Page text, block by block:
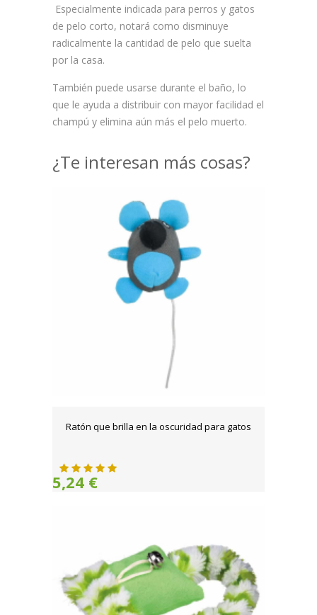
Especialmente indicada para perros y gatos
de pelo corto, notará como disminuye
radicalmente la cantidad de pelo que suelta
por la casa.
También puede usarse durante el baño, lo
que le ayuda a distribuir con mayor facilidad el
champú y elimina aún más el pelo muerto.
¿Te interesan más cosas?
Ratón que brilla en la oscuridad para gatos
5,24 €